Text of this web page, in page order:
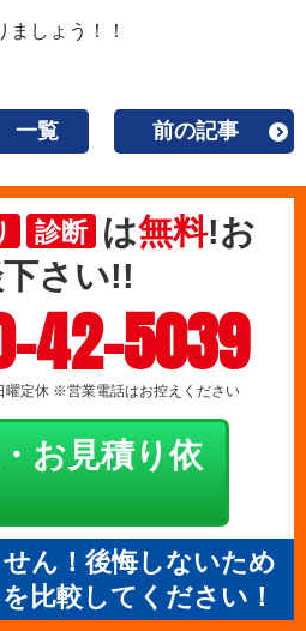
しょう！！
一覧 前の記事
診断 は無料!お
さい!!
42-5039
定休 ※営業電話はお控えください
お見積り依
ん！後悔しないため
比較してください！